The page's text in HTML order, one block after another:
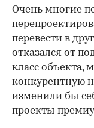
Очень многие
перевести в
отказался от
класс объекта,
конкурентную
изменили бы
проекты